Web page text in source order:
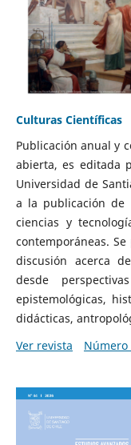
Culturas Científicas
Publicación anual y
abierta, es editada
Universidad de
a la publicación de
ciencias y
contemporáneas.
discusión acerca
desde
epistemológicas,
didácticas,
Ver revista
Número